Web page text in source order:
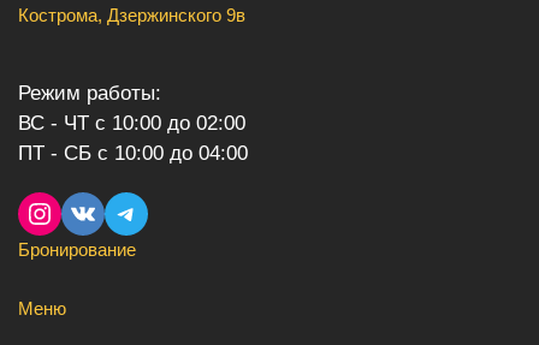
Кострома, Дзержинского 9в
Режим работы:
ВС - ЧТ с 10:00 до 02:00
ПТ - СБ с 10:00 до 04:00
Instagram
VK Telegram
Бронирование
Меню